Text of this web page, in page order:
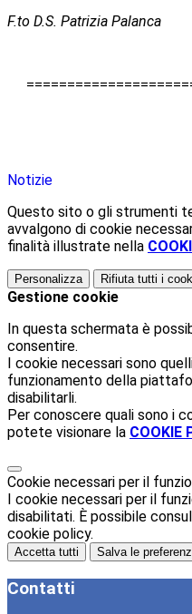
F.to D.S. Patrizia Palanca
Notizie
Questo sito o gli strumenti
avvalgono di cookie
finalità illustrate nella
Personalizza Rifiuta tutti i
Gestione cookie
In questa schermata è
consentire.
I cookie necessari sono
funzionamento della
disabilitarli.
Per conoscere quali sono i
potete visionare la COOKIE
Cookie necessari per il
I cookie necessari per il
disabilitati. È possibile
cookie policy.
Accetta tutti Salva le
Contatti